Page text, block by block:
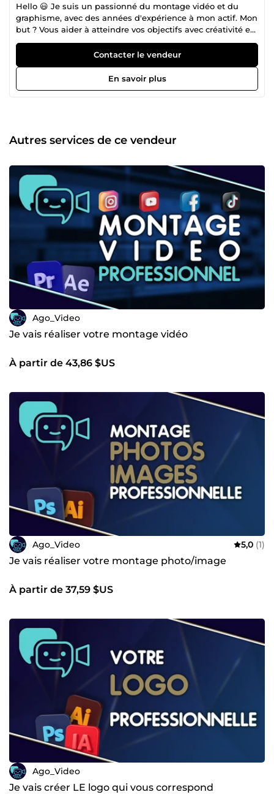
Hello 😃 Je suis un passionné du montage vidéo et du
graphisme, avec des années d'expérience à mon actif. Mon
but ? Vous aider à atteindre vos objectifs avec créativité et
professionnalisme. 🌟 Je suis disponible 24/7 et impatient
de commencer cette belle collaboration avec vous.
Ensemble, réalisons de grandes choses ! 🚀🎨 À très vite😊
Contacter le vendeur
En savoir plus
Autres services de ce vendeur
Ago_Video
Je vais réaliser votre montage vidéo
À partir de 43,86 $US
Ago_Video 5,0 (1)
Je vais réaliser votre montage photo/image
À partir de 37,59 $US
Ago_Video
Je vais créer LE logo qui vous correspond